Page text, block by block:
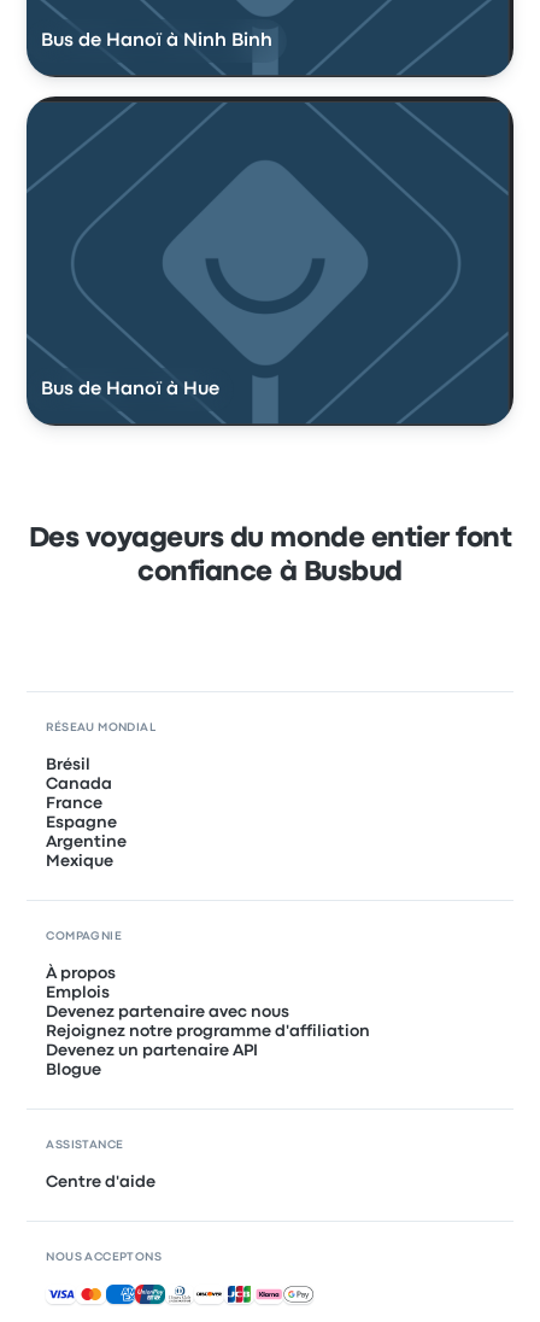
Bus de Hanoï à Ninh Binh
Bus de Hanoï à Hue
Des voyageurs du monde entier font
confiance à Busbud
RÉSEAU MONDIAL
Brésil
Canada
France
Espagne
Argentine
Mexique
COMPAGNIE
À propos
Emplois
Devenez partenaire avec nous
Rejoignez notre programme d'affiliation
Devenez un partenaire API
Blogue
ASSISTANCE
Centre d'aide
NOUS ACCEPTONS
Paiements acceptés